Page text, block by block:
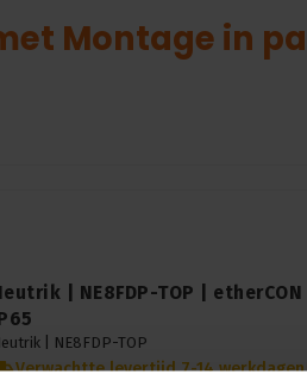
Montage in
| NE8FDP-TOP | etherCON
| NE8FDP-TOP
Verwachtte levertijd 7-14 werkdagen